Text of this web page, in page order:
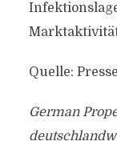
Quelle:
German